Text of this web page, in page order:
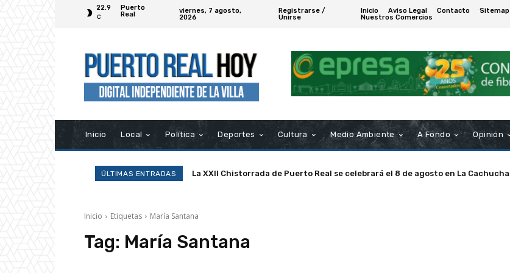
22.9
C
Puerto
Real
viernes, 7 agosto,
2026
Registrarse /
Unirse
Inicio Aviso Legal Contacto
Sitemap
Nuestros Comercios
Inicio Local Política Deportes Cultura Medio Ambiente A Fondo Opinión
ÚLTIMAS ENTRADAS La XXII Chistorrada de Puerto Real se celebrará el 8 de agosto en La Cachucha
Inicio Etiquetas María Santana
Tag: María Santana